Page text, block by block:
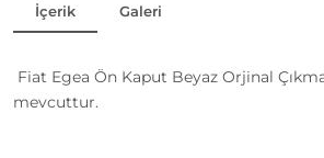
İçerik Galeri
Fiat Egea Ön Kaput Beyaz Orjinal
mevcuttur.